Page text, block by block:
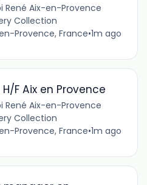
René Aix-en-Provence
Collection
Provence, France•1m ago
H/F Aix en Provence
René Aix-en-Provence
Collection
Provence, France•1m ago